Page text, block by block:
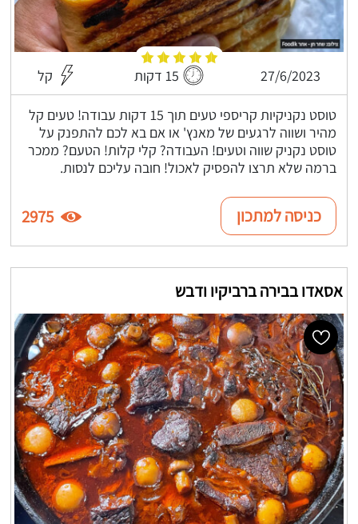
27/6/2023 15 דקות קל
טוסט נקניקיות קריספי טעים תוך 15 דקות עבודה! טעים קל
מהיר ושווה לרגעים של מאנץ' או אם בא לכם להתפנק על
טוסט נקניק שווה וטעים! העבודה? קלי קלות! הטעם? ממכר
ברמה שלא תרצו להפסיק לאכול! חובה עליכם לנסות.
כניסה למתכון 2975
אסאדו בבירה ברביקיו ודבש